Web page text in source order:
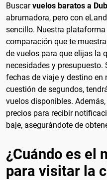
Buscarvuelos baratos a
abrumadora, pero con
sencillo. Nuestra
comparación que te
de vuelos para que elijas la
necesidades y
fechas de viaje y destino en
cuestión de segundos,
vuelos disponibles.
precios para recibir
baje, asegurándote de
¿Cuándo es el
para visitar la